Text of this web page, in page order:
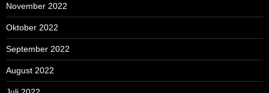
November 2022
Oktober 2022
September 2022
August 2022